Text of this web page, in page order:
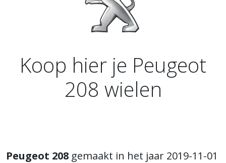
Koop hier je Peugeot
208 wielen
Peugeot 208 gemaakt in het jaar 2019-11-01